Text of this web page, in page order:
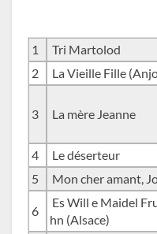
1 Tri Martolod
2
La Vieille Fille
3 La mère Jeanne
4
Le déserteur
5
Mon cher amant,
6
Es Will e Maidel
hn (Alsace)